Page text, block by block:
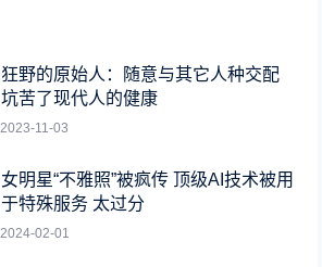
狂野的原始人：随意与其它人种交配
坑苦了现代人的健康
2023-11-03
女明星“不雅照”被疯传 顶级AI技术被用
于特殊服务 太过分
2024-02-01